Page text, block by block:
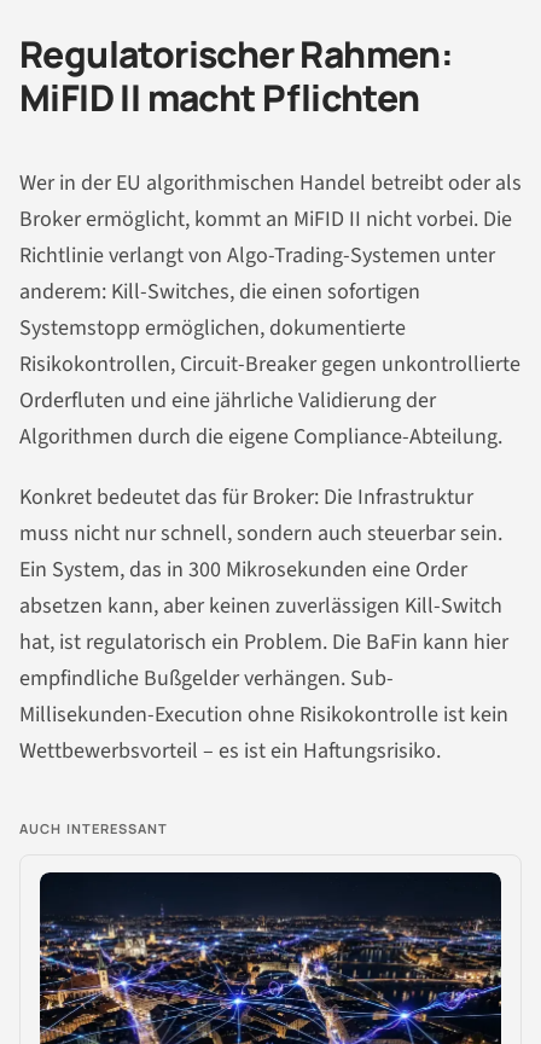
Regulatorischer Rahmen:
MiFID II macht Pflichten
Wer in der EU algorithmischen Handel betreibt oder als
Broker ermöglicht, kommt an MiFID II nicht vorbei. Die
Richtlinie verlangt von Algo-Trading-Systemen unter
anderem: Kill-Switches, die einen sofortigen
Systemstopp ermöglichen, dokumentierte
Risikokontrollen, Circuit-Breaker gegen unkontrollierte
Orderfluten und eine jährliche Validierung der
Algorithmen durch die eigene Compliance-Abteilung.
Konkret bedeutet das für Broker: Die Infrastruktur
muss nicht nur schnell, sondern auch steuerbar sein.
Ein System, das in 300 Mikrosekunden eine Order
absetzen kann, aber keinen zuverlässigen Kill-Switch
hat, ist regulatorisch ein Problem. Die BaFin kann hier
empfindliche Bußgelder verhängen. Sub-
Millisekunden-Execution ohne Risikokontrolle ist kein
Wettbewerbsvorteil – es ist ein Haftungsrisiko.
AUCH INTERESSANT